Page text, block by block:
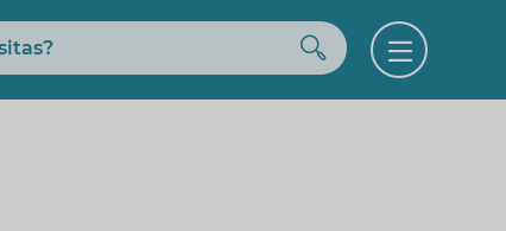
Buscar
Open